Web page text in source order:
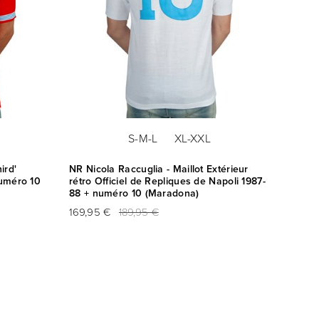
10
S-M-L XL-XXL
NR Nicola Raccuglia - Maillot Extérieur
rétro Officiel de Repliques de Napoli 1987-
88 + numéro 10 (Maradona)
169,95 € 189,95 €